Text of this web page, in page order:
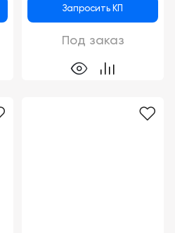
Запросить КП
Под заказ